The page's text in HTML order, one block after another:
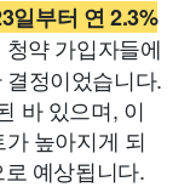
일부터 연 2.3%
청약 가입자들에
정이었습니다.
바 있으며, 이
높아지게 되
예상됩니다.